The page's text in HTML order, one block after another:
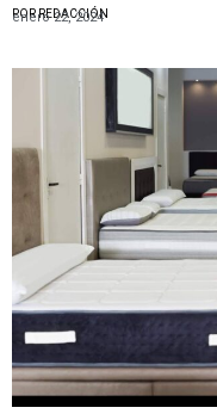
POR REDACCIÓN
enero 22, 2024